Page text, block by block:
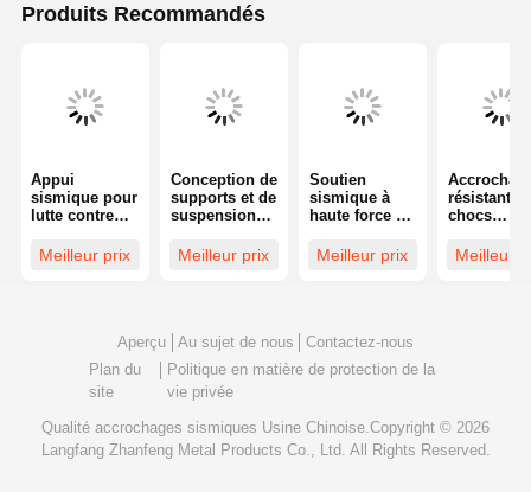
Produits Recommandés
Appui
sismique pour
lutte contre
Accrochages
de support
du support
sismique du
support
sismique
intégré
Meilleur prix
Conception de
supports et de
suspensions
pour les
gazoducs
Meilleur prix
Soutien
sismique à
haute force et
balancement
sismique pour
Meilleur prix
résistant
chocs
sismique
Meilleur
Aperçu Au sujet de nous
Contactez-nous
Plan du
site
Politique en matière de protection de la
vie privée
Qualité accrochages sismiques Usine Chinoise.Copyright © 2026
Langfang Zhanfeng Metal Products Co., Ltd. All Rights Reserved.